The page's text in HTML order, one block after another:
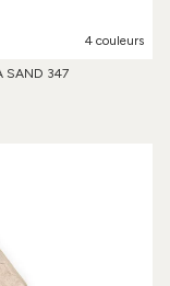
4 couleurs
SAND 347